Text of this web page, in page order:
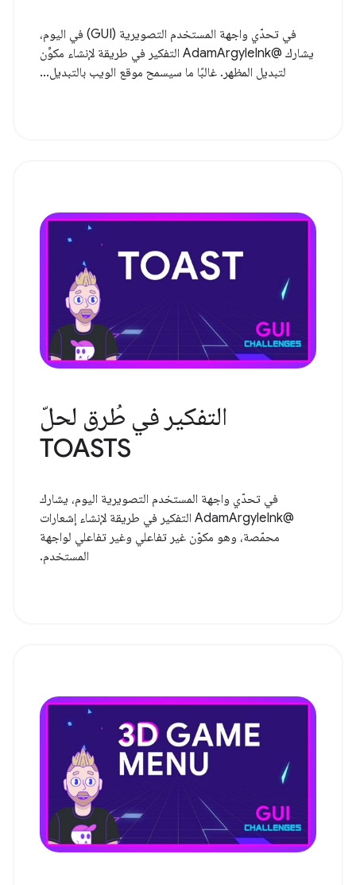
في تحدّي واجهة المستخدم التصويرية (GUI) في اليوم،
يشارك @AdamArgyleInk التفكير في طريقة لإنشاء مكوِّن
لتبديل المظهر. غالبًا ما سيسمح موقع الويب بالتبديل...
التفكير في طُرق لحلّ
TOASTS
في تحدّي واجهة المستخدم التصويرية اليوم، يشارك
@AdamArgyleInk التفكير في طريقة لإنشاء إشعارات
محمّصة، وهو مكوّن غير تفاعلي وغير تفاعلي لواجهة
المستخدم.